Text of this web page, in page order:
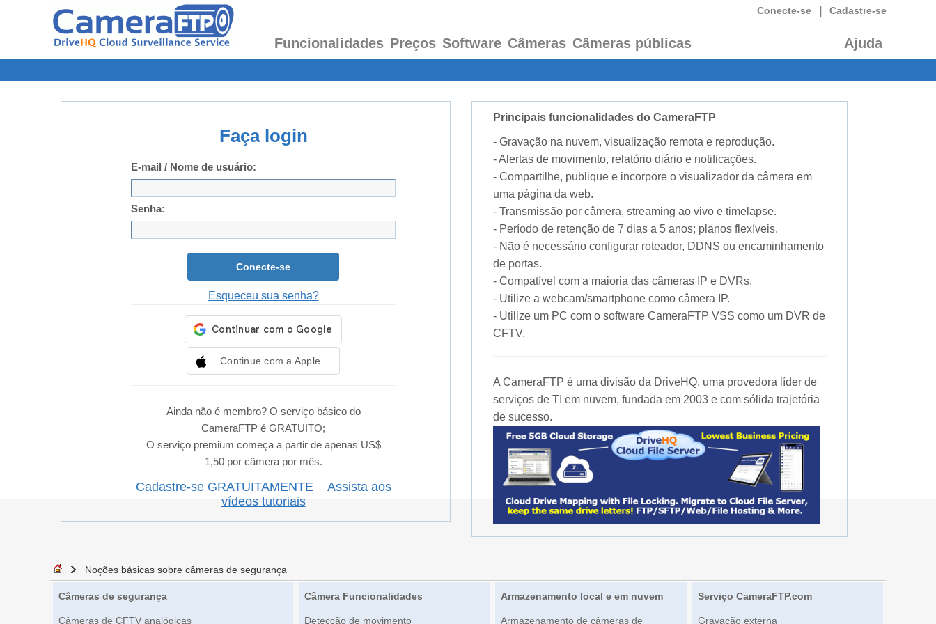
Conecte-se Cadastre-se
Funcionalidades Preços Software Câmeras Câmeras públicas Ajuda
Faça login
E-mail / Nome de usuário:
Senha:
Conecte-se
Esqueceu sua senha?
Continue com a Apple
Ainda não é membro? O serviço básico do
CameraFTP é GRATUITO;
O serviço premium começa a partir de apenas US$
1,50 por câmera por mês.
Cadastre-se GRATUITAMENTE
Assista aos
vídeos tutoriais
Principais funcionalidades do CameraFTP
- Gravação na nuvem, visualização remota e reprodução.
- Alertas de movimento, relatório diário e notificações.
- Compartilhe, publique e incorpore o visualizador da câmera em
uma página da web.
- Transmissão por câmera, streaming ao vivo e timelapse.
- Período de retenção de 7 dias a 5 anos; planos flexíveis.
- Não é necessário configurar roteador, DDNS ou encaminhamento
de portas.
- Compatível com a maioria das câmeras IP e DVRs.
- Utilize a webcam/smartphone como câmera IP.
- Utilize um PC com o software CameraFTP VSS como um DVR de
CFTV.
A CameraFTP é uma divisão da DriveHQ, uma provedora líder de
serviços de TI em nuvem, fundada em 2003 e com sólida trajetória
de sucesso.
Noções básicas sobre câmeras de segurança
Câmeras de segurança
Câmeras de CFTV analógicas
Câmera Funcionalidades
Detecção de movimento
Armazenamento local e em nuvem
Armazenamento de câmeras de
Serviço CameraFTP.com
Gravação externa